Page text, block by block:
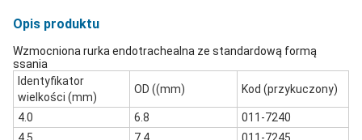
Opis produktu
Wzmocniona rurka endotrachealna ze standardową formą
ssania
Identyfikator
wielkości (mm)
OD ((mm) Kod (przykuczony)
4.0 6.8
011-7240